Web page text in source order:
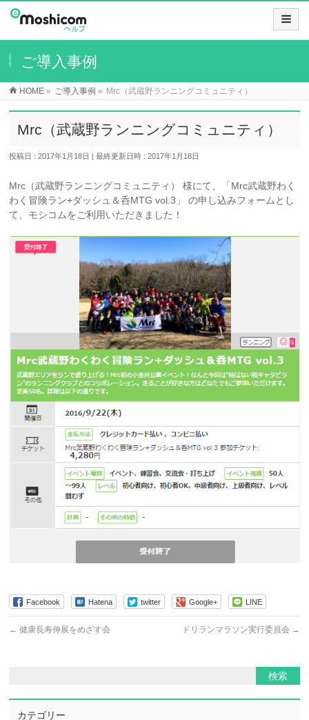
ご導入事例
HOME » ご導入事例 » Mrc（武蔵野ランニングコミュニティ）
Mrc（武蔵野ランニングコミュニティ）
投稿日 : 2017年1月18日 最終更新日時 : 2017年1月18日
Mrc（武蔵野ランニングコミュニティ） 様にて、「Mrc武蔵野わく
わく冒険ラン+ダッシュ＆呑MTG vol.3」 の申し込みフォームとし
て、モシコムをご利用いただきました！
Facebook Hatena twitter Google+ LINE
← 健康長寿伸展をめざす会 ドリランマラソン実行委員会 →
カテゴリー